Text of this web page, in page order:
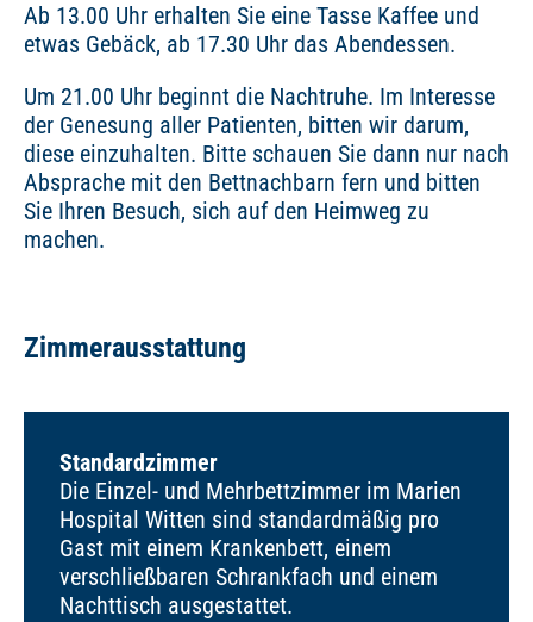
Ab 13.00 Uhr erhalten Sie eine Tasse Kaffee und
etwas Gebäck, ab 17.30 Uhr das Abendessen.
Um 21.00 Uhr beginnt die Nachtruhe. Im Interesse
der Genesung aller Patienten, bitten wir darum,
diese einzuhalten. Bitte schauen Sie dann nur nach
Absprache mit den Bettnachbarn fern und bitten
Sie Ihren Besuch, sich auf den Heimweg zu
machen.
Zimmerausstattung
Standardzimmer
Die Einzel- und Mehrbettzimmer im Marien
Hospital Witten sind standardmäßig pro
Gast mit einem Krankenbett, einem
verschließbaren Schrankfach und einem
Nachttisch ausgestattet.